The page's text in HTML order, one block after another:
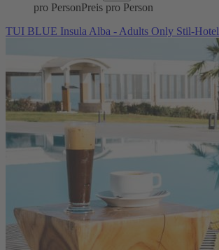
pro PersonPreis pro Person
TUI BLUE Insula Alba - Adults Only Stil-Hotel